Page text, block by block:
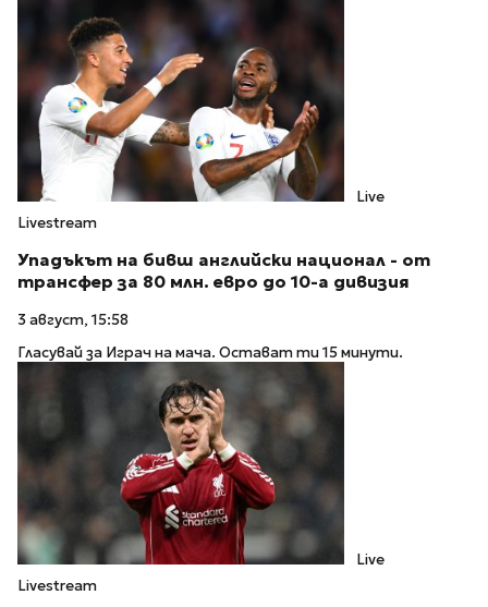
Live
Livestream
Упадъкът на бивш английски национал - от
трансфер за 80 млн. евро до 10-а дивизия
3 август, 15:58
Гласувай за Играч на мача. Остават ти 15 минути.
Live
Livestream